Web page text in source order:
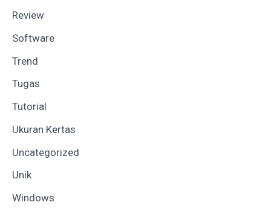
Review
Software
Trend
Tugas
Tutorial
Ukuran Kertas
Uncategorized
Unik
Windows